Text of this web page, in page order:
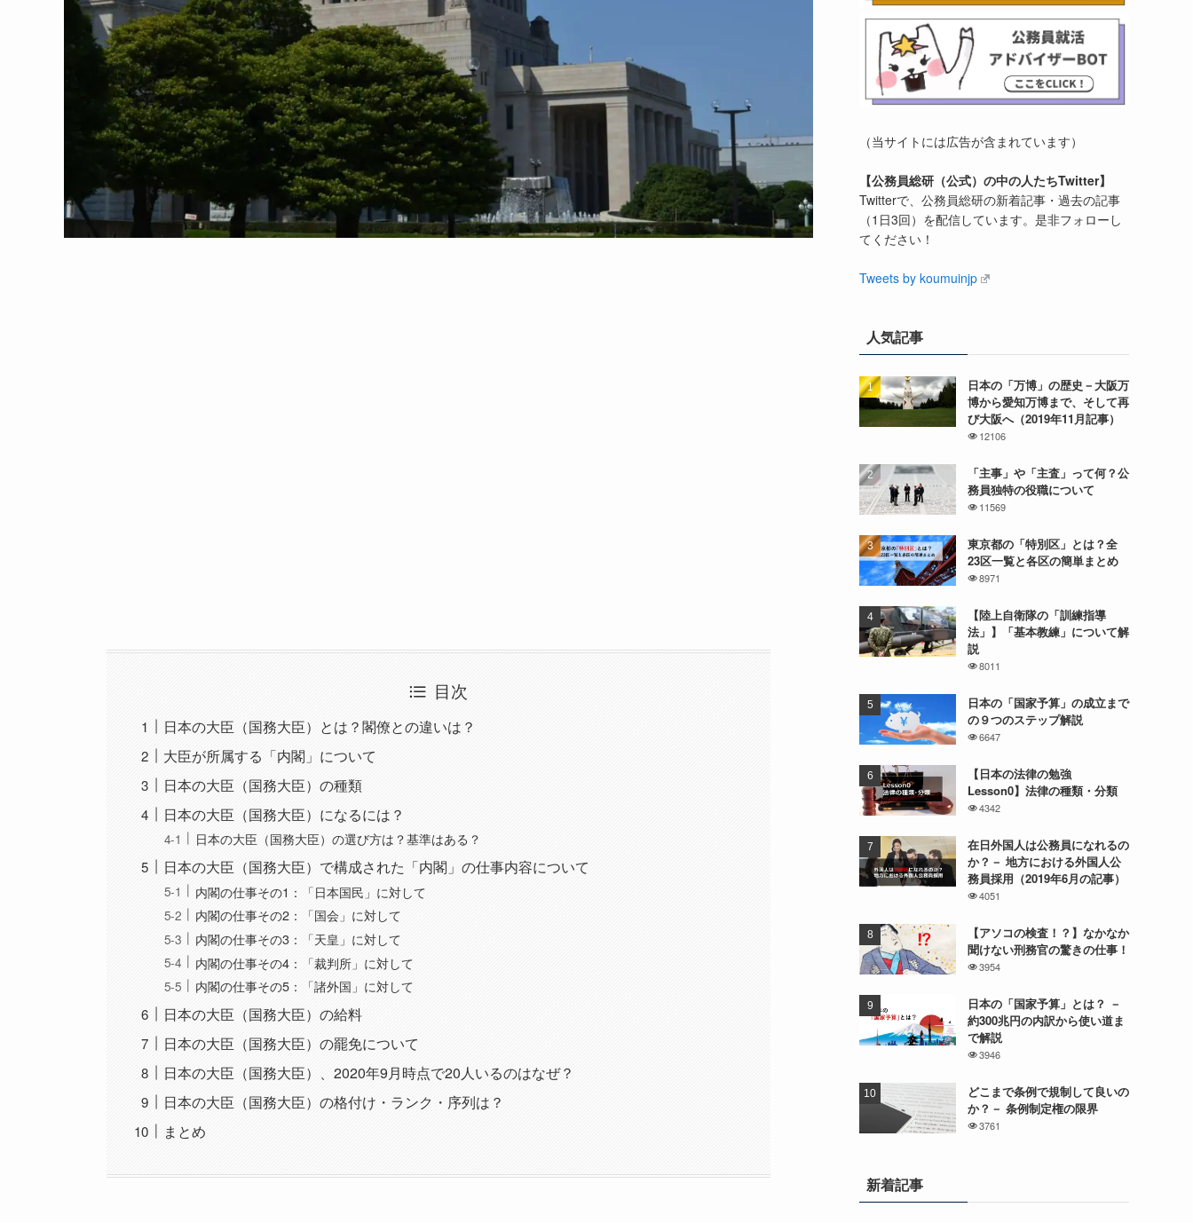
目次
日本の大臣（国務大臣）とは？閣僚との違いは？
大臣が所属する「内閣」について
日本の大臣（国務大臣）の種類
日本の大臣（国務大臣）になるには？
日本の大臣（国務大臣）の選び方は？基準はある？
日本の大臣（国務大臣）で構成された「内閣」の仕事内容について
内閣の仕事その1：「日本国民」に対して
内閣の仕事その2：「国会」に対して
内閣の仕事その3：「天皇」に対して
内閣の仕事その4：「裁判所」に対して
内閣の仕事その5：「諸外国」に対して
日本の大臣（国務大臣）の給料
日本の大臣（国務大臣）の罷免について
日本の大臣（国務大臣）、2020年9月時点で20人いるのはなぜ？
日本の大臣（国務大臣）の格付け・ランク・序列は？
まとめ
（当サイトには広告が含まれています）
【公務員総研（公式）の中の人たちTwitter】
Twitterで、公務員総研の新着記事・過去の記事
（1日3回）を配信しています。是非フォローし
てください！
Tweets by koumuinjp
人気記事
日本の「万博」の歴史－大阪万
博から愛知万博まで、そして再
び大阪へ（2019年11月記事）
12106
「主事」や「主査」って何？公
務員独特の役職について
11569
東京都の「特別区」とは？全
23区一覧と各区の簡単まとめ
8971
【陸上自衛隊の「訓練指導
法」】「基本教練」について解
説
8011
日本の「国家予算」の成立まで
の９つのステップ解説
6647
【日本の法律の勉強
Lesson0】法律の種類・分類
4342
在日外国人は公務員になれるの
か？－ 地方における外国人公
務員採用（2019年6月の記事）
4051
【アソコの検査！？】なかなか
聞けない刑務官の驚きの仕事！
3954
日本の「国家予算」とは？ －
約300兆円の内訳から使い道ま
で解説
3946
どこまで条例で規制して良いの
か？－ 条例制定権の限界
3761
新着記事